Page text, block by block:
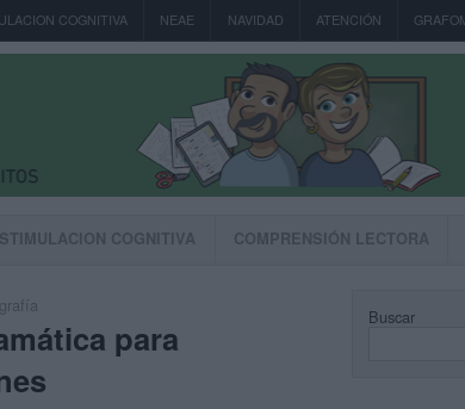
COGNITIVA NEAE NAVIDAD ATENCIÓN
COGNITIVA COMPRENSIÓN LECTORA
para
Buscar